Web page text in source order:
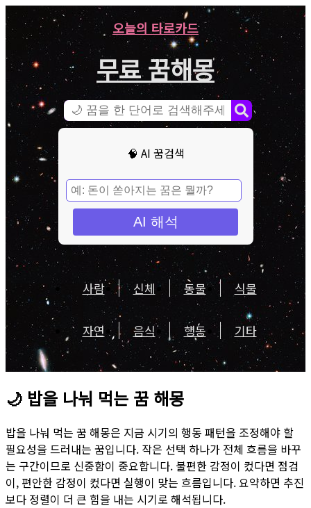
오늘의 타로카드
무료 꿈해몽
🧠 AI 꿈검색
AI 해석
사람 신체 동물 식물
자연 음식 행동 기타
🌙 밥을 나눠 먹는 꿈 해몽
밥을 나눠 먹는 꿈 해몽은 지금 시기의 행동 패턴을 조정해야 할
필요성을 드러내는 꿈입니다. 작은 선택 하나가 전체 흐름을 바꾸
는 구간이므로 신중함이 중요합니다. 불편한 감정이 컸다면 점검
이, 편안한 감정이 컸다면 실행이 맞는 흐름입니다. 요약하면 추진
보다 정렬이 더 큰 힘을 내는 시기로 해석됩니다.